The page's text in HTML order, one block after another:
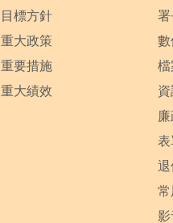
目標方針
重大政策
重要措施
重大績效
署
數
檔
表
退
常
影